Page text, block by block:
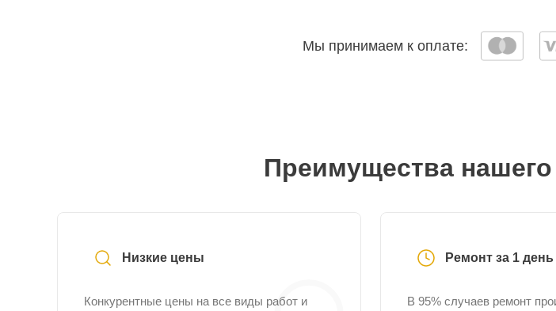
Мы принимаем к оплате:
Преимущества нашего
Низкие цены
Конкурентные цены на все виды работ и
Ремонт за 1 день
В 95% случаев ремонт